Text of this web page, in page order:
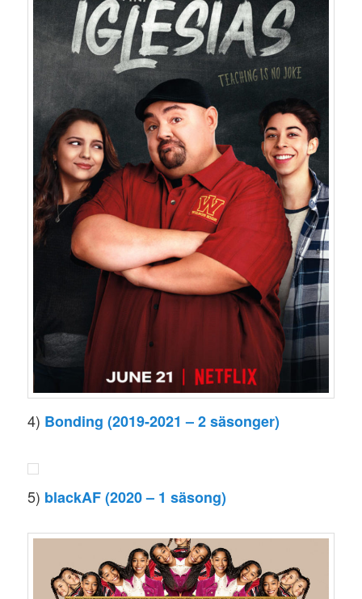
4) Bonding (2019-2021 – 2 säsonger)
5) blackAF (2020 – 1 säsong)